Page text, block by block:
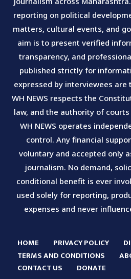
reporting on political
matters, cultural events, and
aim is to present verified
transparency, and
published strictly for
expressed by interviewees are
WH NEWS respects the
law, and the authority of
WH NEWS operates
control. Any financial
voluntary and accepted only
journalism. No demand,
conditional benefit is ever
used solely for reporting,
expenses and never
HOME PRIVACY POLICY
TERMS AND CONDITIONS
CONTACT US
DONATE